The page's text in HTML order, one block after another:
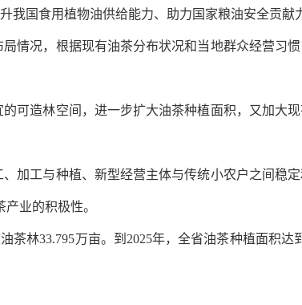
我国食用植物油供给能力、助力国家粮油安全贡献
情况，根据现有油茶分布状况和当地群众经营习
可造林空间，进一步扩大油茶种植面积，又加大
加工与种植、新型经营主体与传统小农户之间稳
业的积极性。
茶林33.795万亩。到 2025年，全省油茶种植面积达